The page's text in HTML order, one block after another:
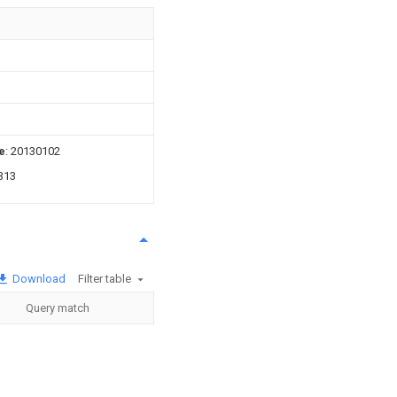
: 20130102
Download Filter table
Query match